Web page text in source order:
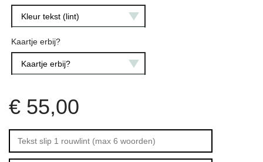
Kleur tekst (lint)
Kaartje erbij?
Kaartje erbij?
€ 55,00